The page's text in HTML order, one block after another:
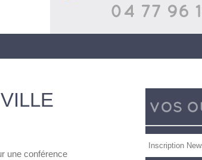
une conférence